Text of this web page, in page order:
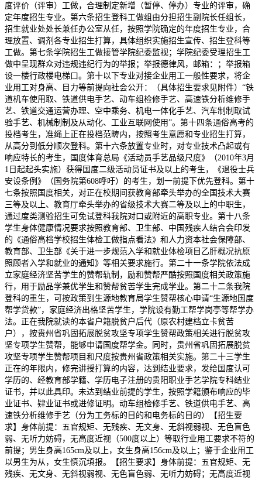
度评价（评审）工做，合理制定新增（暂停、停办）专业的评审，确
定年度招生专业。第六条招生登科工做组由分担招生副院长任组长，
招生就业处处长兼任办公室从任，按照学院确定的年度招生专业，合
理放置、调剂各专业招生打算，具体组织实施招生宣传、招生登科等
工做。第七条学院招生工做接管学院纪委监视；学院纪委受理招生工
做中呈现群众对违规违纪行为的举报；举报德律风，邮箱：；举报箱
设一楼行政楼电梯口。第十以下专业对接企业用工一般性要求，将企
业用工对身高、目力等前提向社会公开：（具体招生要求见附件）“铁
道机车使用取、铁道供电手艺、动车组检修手艺、高速铁分析维修手
艺、铁道交通运营办理、空中乘务、机电一体化手艺、汽车制制取试
验手艺、机械制制及从动化、工业互联网使用”。第十四条通俗高考的
投档考生，准绳上正在投档范畴内，按照考生意愿和专业招生打算，
从高分到低分顺次登科。第十六条放置专业时，对专业技术凸起或有
响应特长的考生，国度体育总局《活动员手艺品级尺度》（2010年3月
1日起起头实施）获得国度二级活动员证书及以上的考生，《退役士兵
安设条例》（国务院第608呼吁）的考生，划一前提下优先登科。第十
七条按照国度相关，对正在校期间获教育部牵头举办的全国技术大赛
三等及以上、教育厅牵头举办的省级技术大赛二等及以上的中职生，
通过度类测验招生可免试登科我院对口或附近的高职专业。第十八条
学生身体健康情况要求按照教育部、卫生部、中国残疾人结合会印发
的《通俗高档学校招生体检工做指点看法》和人力资本社会保障部、
教育部、卫生部《关于进一步规范入学和就业体检项目乙肝概况抗原
照顾者入学和就业的通知》等相关要求施行。第二十一条学院依法成
立家庭经济坚苦学生的赞帮轨制，励和赞帮严酷按照国度相关政策施
行，用于励品学兼优学生和赞帮贫苦学生完成学业。第二十二条我院
登科的重生，可按政策到生源地教育局学生赞帮核心申请“生源地国度
帮学贷款”，家庭经济出格坚苦学生，学院设有勤工帮学岗亭等帮学办
法。正在我院就读的本省户籍脱贫户后代（原农村建档立卡贫苦
户），按贵州省巩固拓展脱贫攻坚专项学生赞帮政策相关进行脱贫攻
坚专项学生赞帮，能够申请国度帮学金。同时，贵州省巩固拓展脱贫
攻坚专项学生赞帮项目和尺度按贵州省政策相关实施。第二十三学生
正在的年限内，修完讲授打算的内容，达到结业要求，发给国度认可
学历的、经教育部学籍、学历电子注册的贵阳职业手艺学院专科结业
证书，并以此具印。未达到结业前提的学生，按照学籍颁布响应的毕
业证书、肄业证书或进修证明。动车组检修手艺、铁道供电手艺、高
速铁分析维修手艺（分为工务标的目的和电务标的目的）【招生要
求】身体前提：五官规矩、无残疾、无文身、无斜视弱视、无色盲色
弱、无听力妨碍，无高度近视（500度以上）等取行业用工要求不符的
前提；男生身高165cm及以上，女生身高156cm及以上；鉴于企业用工
以男生为从，女生慎沉填报。【招生要求】身体前提：五官规矩、无
残疾、无文身、无斜视弱视、无色盲色弱、无听力妨碍；无高度近视